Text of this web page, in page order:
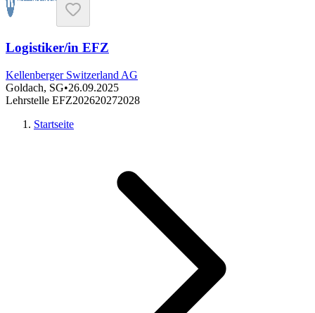
Logistiker/in EFZ
Kellenberger Switzerland AG
Goldach, SG•26.09.2025
Lehrstelle EFZ202620272028
Startseite